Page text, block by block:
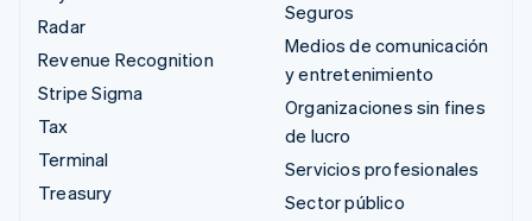
Radar
Revenue Recognition
Stripe Sigma
Tax
Terminal
Treasury
Seguros
Medios de comunicación
y entretenimiento
Organizaciones sin fines
de lucro
Servicios profesionales
Sector público